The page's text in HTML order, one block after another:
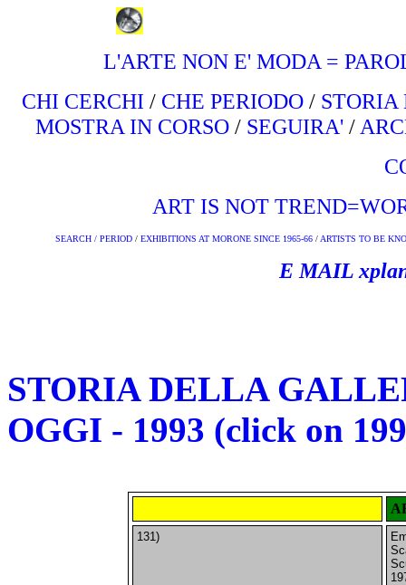
L'ARTE NON E' MODA =
CHI CERCHI / CHE PERIODO /STORIA
MOSTRA IN CORSO /SEGUIRA' /
ART IS NOT
SEARCH / PERIOD / EXHIBITIONS AT MORONE SINCE 1965-66 / ARTISTS TO BE
E MAIL
STORIA DELLA
OGGI - 1993 (click on
131)